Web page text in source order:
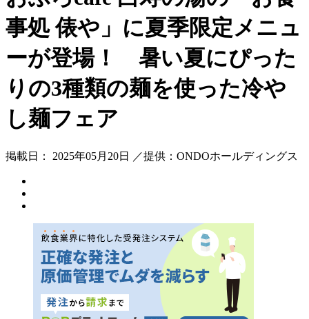
事処 俵や」に夏季限定メニュ
ーが登場！ 暑い夏にぴった
りの3種類の麺を使った冷や
し麺フェア
掲載日： 2025年05月20日 ／提供：ONDOホールディングス